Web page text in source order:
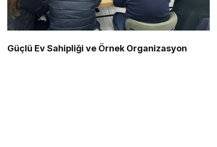
Güçlü Ev Sahipliği ve Örnek Organizasyon